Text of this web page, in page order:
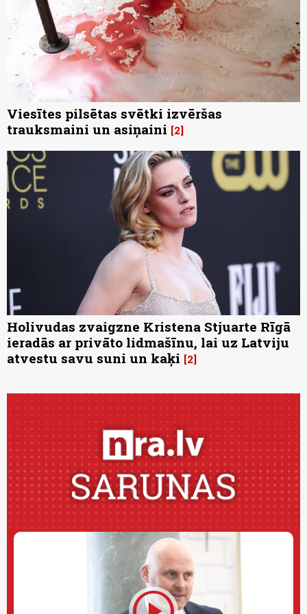
Viesītes pilsētas svētki izvēršas
trauksmaini un asiņaini 2
Holivudas zvaigzne Kristena Stjuarte Rīgā
ieradās ar privāto lidmašīnu, lai uz Latviju
atvestu savu suni un kaķi 2